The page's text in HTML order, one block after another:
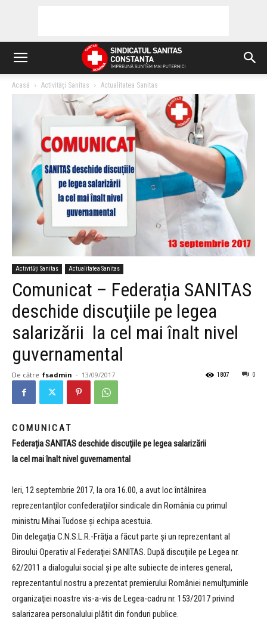
Acasă Activități Sanitas Actualitatea Sanitas
Activități Sanitas Actualitatea Sanitas
Comunicat – Federația SANITAS
deschide discuţiile pe legea
salarizării la cel mai înalt nivel
guvernamental
De către fsadmin - 13/09/2017 0
1807
C O M U N I C A T
Federația SANITAS deschide discuţiile pe legea salarizării
la cel mai înalt nivel guvernamental
Ieri, 12 septembrie 2017, la ora 16.00, a avut loc întâlnirea
reprezentanţilor confederaţiilor sindicale din România cu primul
ministru Mihai Tudose şi echipa acestuia.
Din delegaţia C.N.S.L.R.-Frăţia a făcut parte şi un reprezentant al
Biroului Operativ al Federaţiei SANITAS. După discuţiile pe Legea nr.
62/2011 a dialogului social şi pe alte subiecte de interes general,
reprezentantul nostru a prezentat premierului României nemulţumirile
organizaţiei noastre vis-a-vis de Legea-cadru nr. 153/2017 privind
salarizarea personalului plătit din fonduri publice.